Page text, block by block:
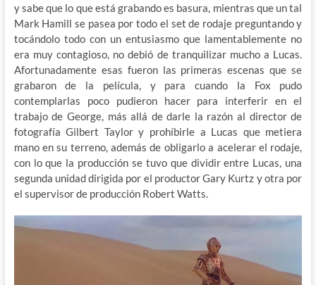
y sabe que lo que está grabando es basura, mientras que un tal
Mark Hamill se pasea por todo el set de rodaje preguntando y
tocándolo todo con un entusiasmo que lamentablemente no
era muy contagioso, no debió de tranquilizar mucho a Lucas.
Afortunadamente esas fueron las primeras escenas que se
grabaron de la película, y para cuando la Fox pudo
contemplarlas poco pudieron hacer para interferir en el
trabajo de George, más allá de darle la razón al director de
fotografía Gilbert Taylor y prohíbirle a Lucas que metiera
mano en su terreno, además de obligarlo a acelerar el rodaje,
con lo que la producción se tuvo que dividir entre Lucas, una
segunda unidad dirigida por el productor Gary Kurtz y otra por
el supervisor de producción Robert Watts.